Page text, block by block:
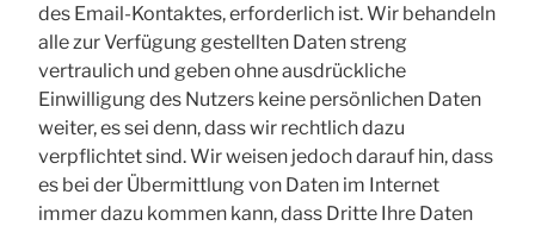
des Email-Kontaktes, erforderlich ist. Wir behandeln
alle zur Verfügung gestellten Daten streng
vertraulich und geben ohne ausdrückliche
Einwilligung des Nutzers keine persönlichen Daten
weiter, es sei denn, dass wir rechtlich dazu
verpflichtet sind. Wir weisen jedoch darauf hin, dass
es bei der Übermittlung von Daten im Internet
immer dazu kommen kann, dass Dritte Ihre Daten